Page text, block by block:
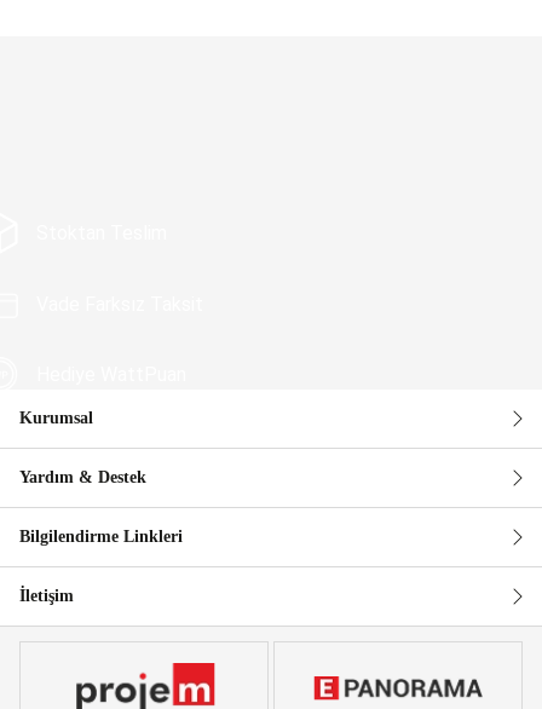
Güvenli Alışveriş
Kurumsal
Yardım & Destek
Bilgilendirme Linkleri
İletişim